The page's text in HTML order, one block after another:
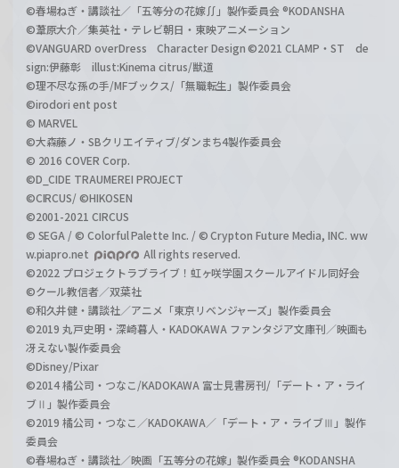
©春場ねぎ・講談社／「五等分の花嫁∬」製作委員会 ®KODANSHA
©葦原大介／集英社・テレビ朝日・東映アニメーション
©VANGUARD overDress Character Design ©2021 CLAMP・ST de
sign:伊藤彰 illust:Kinema citrus/獣道
©理不尽な孫の手/MFブックス/「無職転生」製作委員会
©irodori ent post
© MARVEL
©大森藤ノ・SBクリエイティブ/ダンまち4製作委員会
© 2016 COVER Corp.
©D_CIDE TRAUMEREI PROJECT
©CIRCUS/ ©HIKOSEN
©2001-2021 CIRCUS
© SEGA / © Colorful Palette Inc. / © Crypton Future Media, INC. ww
w.piapro.net
All rights reserved.
©2022 プロジェクトラブライブ！虹ヶ咲学園スクールアイドル同好会
©クール教信者／双葉社
©和久井健・講談社／アニメ「東京リベンジャーズ」製作委員会
©2019 丸戸史明・深崎暮人・KADOKAWA ファンタジア文庫刊／映画も
冴えない製作委員会
©Disney/Pixar
©2014 橘公司・つなこ/KADOKAWA 富士見書房刊/「デート・ア・ライ
ブⅡ」製作委員会
©2019 橘公司・つなこ／KADOKAWA／「デート・ア・ライブⅢ」製作
委員会
©春場ねぎ・講談社／映画「五等分の花嫁」製作委員会 ®KODANSHA